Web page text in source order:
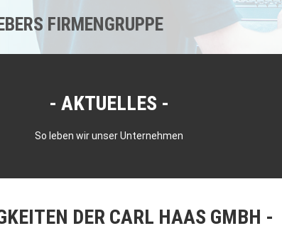
FIRMENGRUPPE
AKTUELLES
So leben wir unser Unternehmen
DER CARL HAAS GMBH